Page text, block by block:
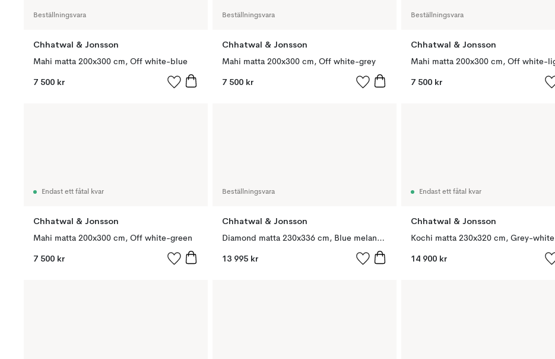
Beställningsvara
Chhatwal & Jonsson
Mahi matta 200x300 cm, Off white-blue
7 500 kr
Beställningsvara
Chhatwal & Jonsson
Mahi matta 200x300 cm, Off white-grey
7 500 kr
Beställningsvara
Chhatwal & Jonsson
7 500 kr
Endast ett fåtal kvar
Chhatwal & Jonsson
Mahi matta 200x300 cm, Off white-green
7 500 kr
Beställningsvara
Chhatwal & Jonsson
Diamond matta 230x336 cm, Blue melange-off white
13 995 kr
Endast ett fåtal kvar
Chhatwal & Jonsson
Kochi matta 230x320 cm, Grey-white
14 900 kr